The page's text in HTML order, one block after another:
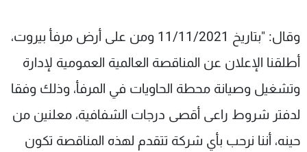
وقال: "بتاريخ 11/11/2021 ومن على أرض مرفأ بيروت،
أطلقنا الإعلان عن المناقصة العالمية العمومية لإدارة
وتشغيل وصيانة محطة الحاويات في المرفأ، وذلك وفقا
لدفتر شروط راعى أقصى درجات الشفافية، معلنين من
حينه، أننا نرحب بأي شركة تتقدم لهذه المناقصة تكون